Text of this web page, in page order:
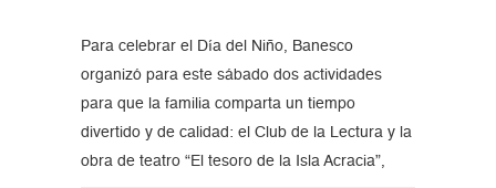
Para celebrar el Día del Niño, Banesco
organizó para este sábado dos actividades
para que la familia comparta un tiempo
divertido y de calidad: el Club de la Lectura y la
obra de teatro “El tesoro de la Isla Acracia”,